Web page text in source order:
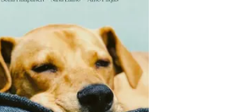
Biograafiad (228)
Eesti kirjandus (1773)
Ettevõtlus (30)